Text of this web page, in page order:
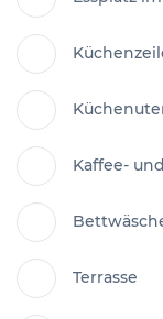
Kaffee-
Terrasse